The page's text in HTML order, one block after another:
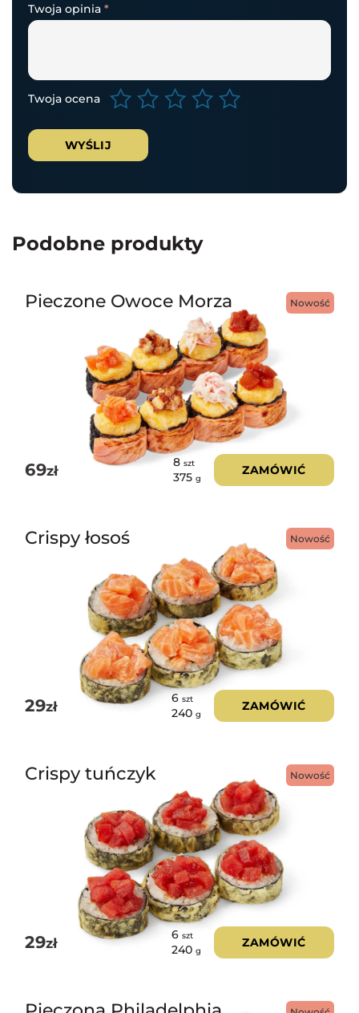
Twoja ocena
Twoja opinia *
Podobne produkty
Nowość
Pieczone Owoce Morza
69zł
8 szt
375 g
ZAMÓWIĆ
Nowość
Crispy łosoś
29zł
6 szt
240 g
ZAMÓWIĆ
Nowość
Crispy tuńczyk
29zł
6 szt
240 g
ZAMÓWIĆ